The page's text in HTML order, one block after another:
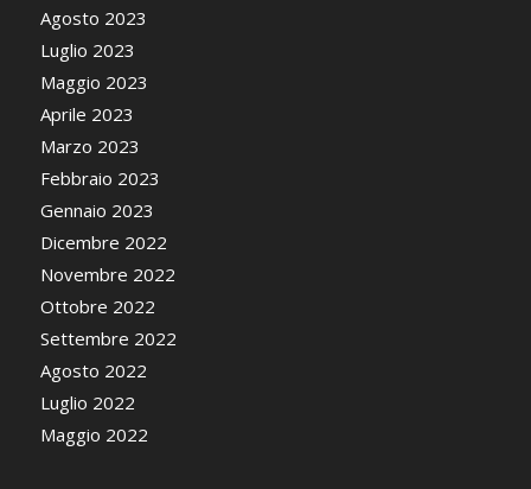
Agosto 2023
Luglio 2023
Maggio 2023
Aprile 2023
Marzo 2023
Febbraio 2023
Gennaio 2023
Dicembre 2022
Novembre 2022
Ottobre 2022
Settembre 2022
Agosto 2022
Luglio 2022
Maggio 2022